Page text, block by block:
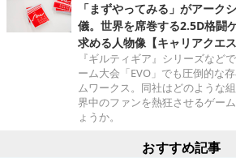
「まずやってみる」がアーク
儀。世界を席巻する2.5D格闘
求める人物像【キャリアクエス
『ギルティギア』シリーズなど
ーム大会「EVO」でも圧倒的な
ムワークス。同社はどのような
界中のファンを熱狂させるゲー
ょうか。
おすすめ記事